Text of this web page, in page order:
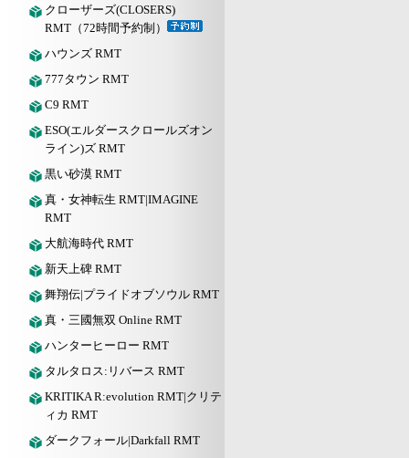
クローザーズ(CLOSERS)
RMT（72時間予約制）
ハウンズ RMT
777タウン RMT
C9 RMT
ESO(エルダースクロールズオン
ライン)ズ RMT
黒い砂漠 RMT
真・女神転生 RMT|IMAGINE
RMT
大航海時代 RMT
新天上碑 RMT
舞翔伝|プライドオブソウル RMT
真・三國無双 Online RMT
ハンターヒーロー RMT
タルタロス:リバース RMT
KRITIKA R:evolution RMT|クリテ
ィカ RMT
ダークフォール|Darkfall RMT